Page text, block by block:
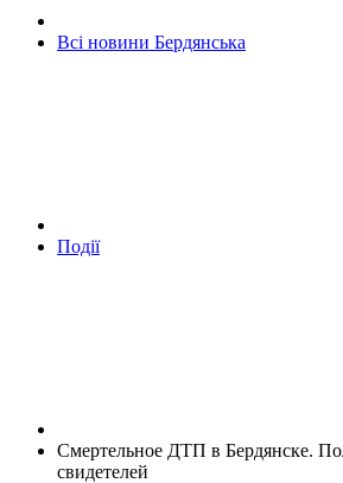
Всі новини Бердянська
Події
Смертельное ДТП в Бердянске.
свидетелей